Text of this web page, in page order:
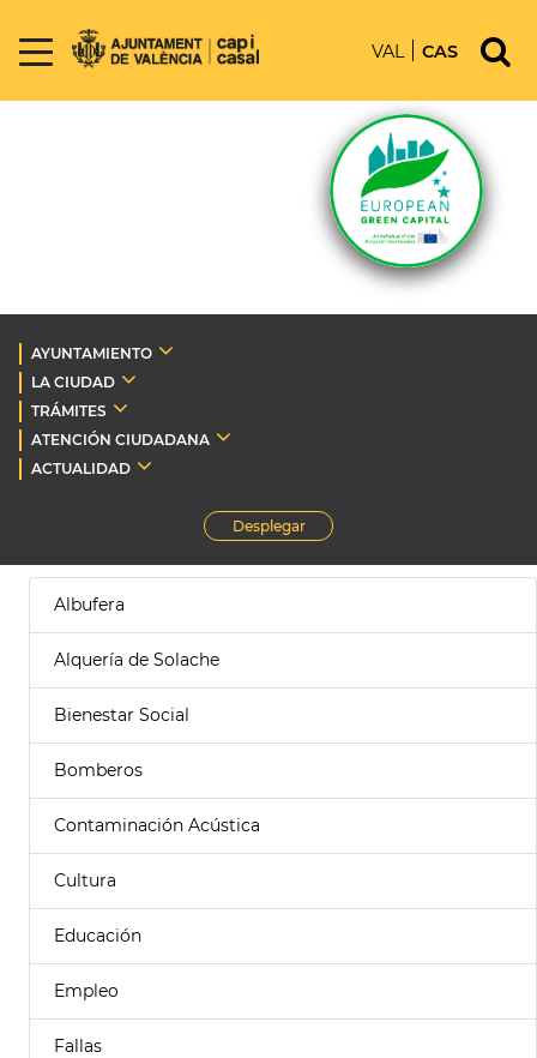
VAL CAS
AYUNTAMIENTO
LA CIUDAD
TRÁMITES
ATENCIÓN CIUDADANA
ACTUALIDAD
Desplegar
Albufera
Alquería de Solache
Bienestar Social
Bomberos
Contaminación Acústica
Cultura
Educación
Empleo
Fallas